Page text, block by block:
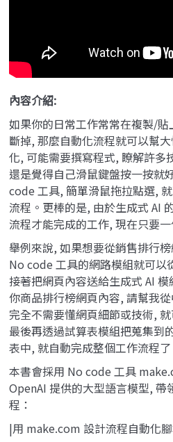
內容介紹:
如果你的日常工作常常在複製/
斷掉, 那麼自動化流程就可以幫
化, 可能需要撰寫程式, 瞭解許多
還是覺得自己滑鼠鍵盤按一按就
code 工具, 簡單滑鼠拖拉點選,
流程。更棒的是, 由於生成式 AI
流程才能完成的工作, 現在只要
舉例來說, 如果想要從銷售排行
No code 工具的網路模組就可以
接著把網頁內容送給生成式 AI
你商品排行榜網頁內容, 請幫我
完全不需要懂網頁細節或技術,
最後再透過試算表模組把蒐集到
表中, 就自動完成整個工作流程了
本書會採用 No code 工具
OpenAI 提供的大型語言模型, 帶
程：
|用 make.com 設計流程自動化